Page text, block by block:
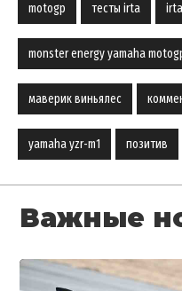
motogp тесты irta
monster energy yamaha
маверик виньялес
yamaha yzr-m1 позитив
Важные